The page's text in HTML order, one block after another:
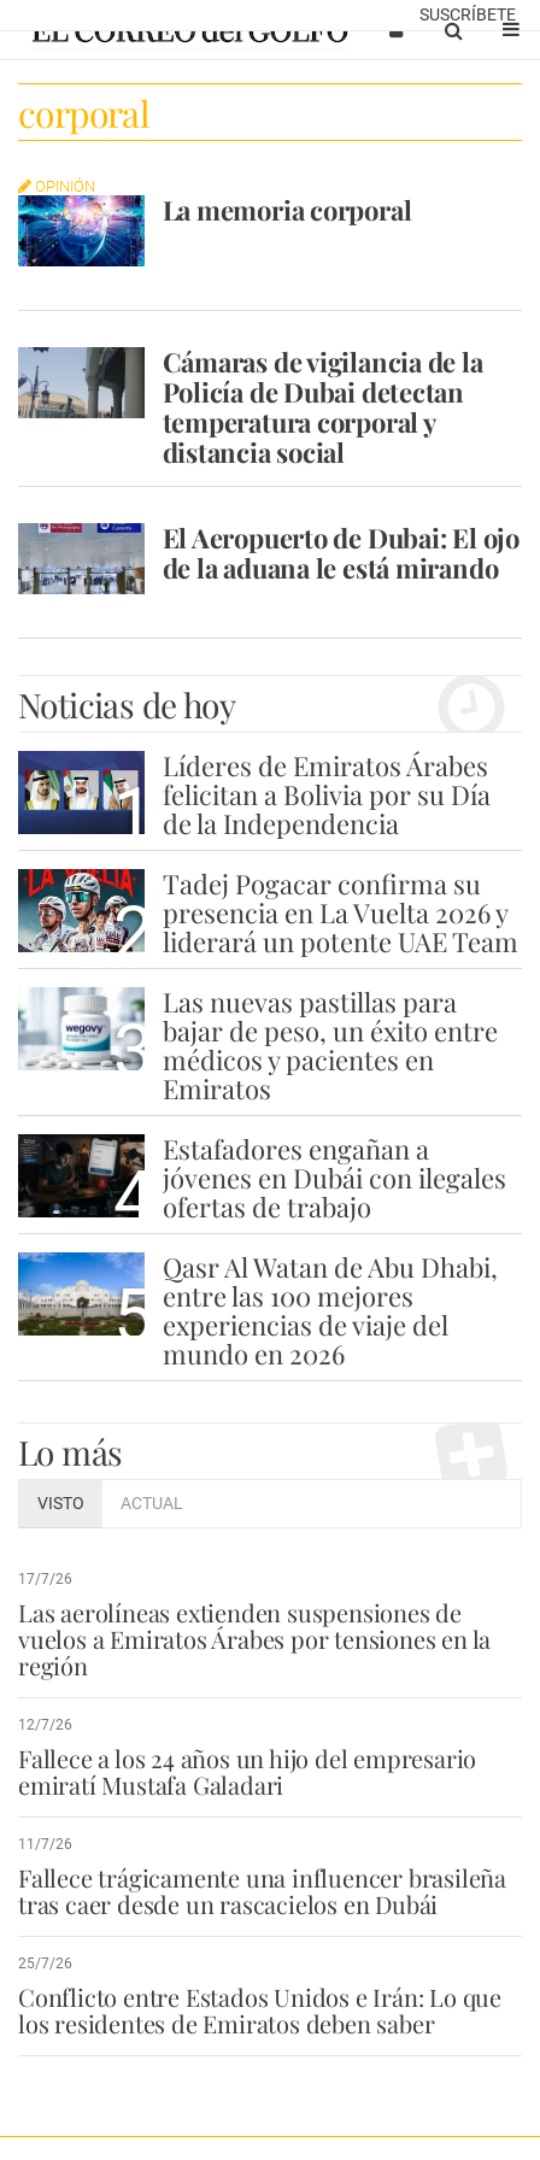
SUSCRÍBETE
corporal
OPINIÓN
La memoria corporal
Cámaras de vigilancia de la
Policía de Dubai detectan
temperatura corporal y
distancia social
El Aeropuerto de Dubai: El ojo
de la aduana le está mirando
Noticias de hoy
1
Líderes de Emiratos Árabes
felicitan a Bolivia por su Día
de la Independencia
2
Tadej Pogacar confirma su
presencia en La Vuelta 2026 y
liderará un potente UAE Team
3
Las nuevas pastillas para
bajar de peso, un éxito entre
médicos y pacientes en
Emiratos
4
Estafadores engañan a
jóvenes en Dubái con ilegales
ofertas de trabajo
5
Qasr Al Watan de Abu Dhabi,
entre las 100 mejores
experiencias de viaje del
mundo en 2026
Lo más
VISTO ACTUAL
17/7/26
Las aerolíneas extienden suspensiones de
vuelos a Emiratos Árabes por tensiones en la
región
12/7/26
Fallece a los 24 años un hijo del empresario
emiratí Mustafa Galadari
11/7/26
Fallece trágicamente una influencer brasileña
tras caer desde un rascacielos en Dubái
25/7/26
Conflicto entre Estados Unidos e Irán: Lo que
los residentes de Emiratos deben saber